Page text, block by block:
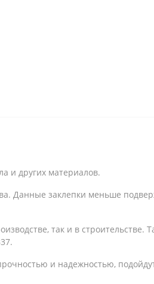
и других материалов.
Данные заклепки меньше
так и в строительстве.
и надежностью,